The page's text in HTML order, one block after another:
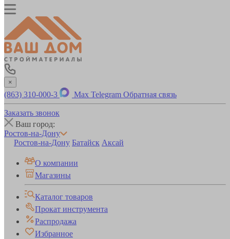
×
(863) 310-000-3 Max Telegram Обратная связь
Заказать звонок
Ваш город:
Ростов-на-Дону
Ростов-на-Дону Батайск Аксай
О компании
Магазины
Каталог товаров
Прокат инструмента
Распродажа
Избранное